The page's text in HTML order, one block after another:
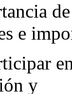
e
y